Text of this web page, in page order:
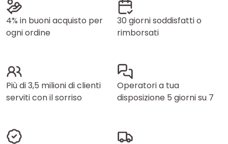
4% in buoni acquisto per
ogni ordine
30 giorni soddisfatti o
rimborsati
Più di 3,5 milioni di clienti
serviti con il sorriso
Operatori a tua
disposizione 5 giorni su 7